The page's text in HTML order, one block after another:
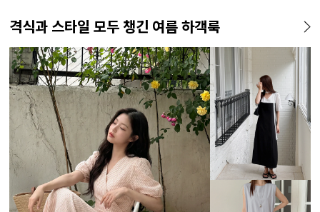
격식과 스타일 모두 챙긴 여름 하객룩